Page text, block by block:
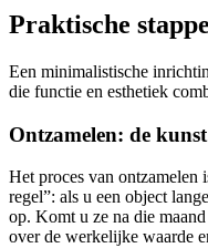
Praktische
Een minimalistische
die functie en esthetiek
Ontzamelen: de
Het proces van
regel”: als u een object
op. Komt u ze na die
over de werkelijke waarde